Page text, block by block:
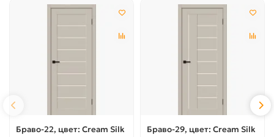
Браво-22, цвет: Cream Silk Браво-29, цвет: Cream Silk